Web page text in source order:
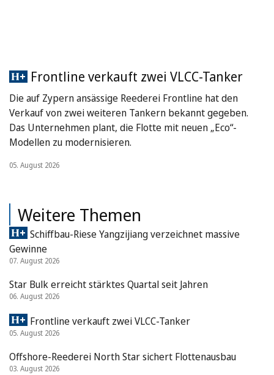
Frontline verkauft zwei VLCC-Tanker
Die auf Zypern ansässige Reederei Frontline hat den
Verkauf von zwei weiteren Tankern bekannt gegeben.
Das Unternehmen plant, die Flotte mit neuen „Eco“-
Modellen zu modernisieren.
05. August 2026
Weitere Themen
Schiffbau-Riese Yangzijiang verzeichnet massive
Gewinne
07. August 2026
Star Bulk erreicht stärktes Quartal seit Jahren
06. August 2026
Frontline verkauft zwei VLCC-Tanker
05. August 2026
Offshore-Reederei North Star sichert Flottenausbau
03. August 2026